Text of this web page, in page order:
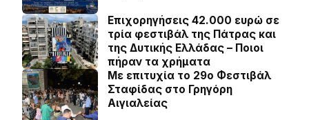
Επιχορηγήσεις 42.000 ευρώ σε
τρία φεστιβάλ της Πάτρας και
της Δυτικής Ελλάδας – Ποιοι
πήραν τα χρήματα
Με επιτυχία το 29ο Φεστιβάλ
Σταφίδας στο Γρηγόρη
Aιγιαλείας